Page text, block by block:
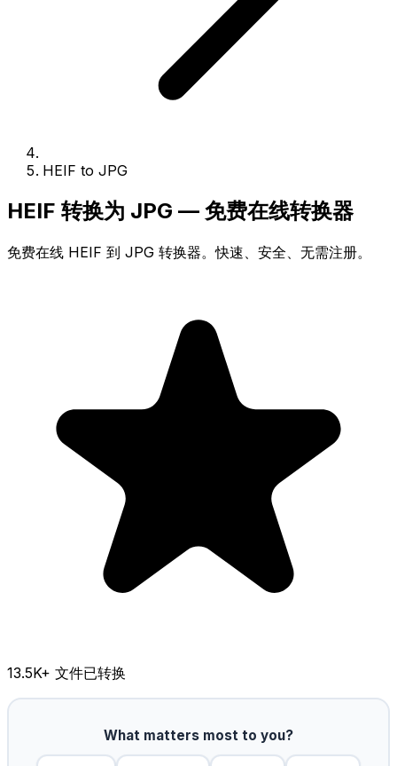
HEIF to JPG
HEIF 转换为 JPG — 免费在线转换器
免费在线 HEIF 到 JPG 转换器。快速、安全、无需注册。
13.5K+ 文件已转换
What matters most to you?